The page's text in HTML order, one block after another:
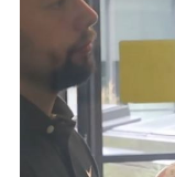
iCalendar